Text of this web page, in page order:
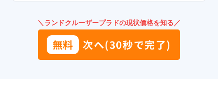
＼ランドクルーザープラドの現状価格を知る／
無料 次へ(30秒で完了)